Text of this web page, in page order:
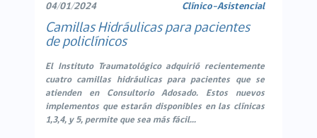
04/01/2024 Clínico-Asistencial
Camillas Hidráulicas para pacientes
de policlínicos
El Instituto Traumatológico adquirió recientemente
cuatro camillas hidráulicas para pacientes que se
atienden en Consultorio Adosado. Estos nuevos
implementos que estarán disponibles en las clínicas
1,3,4, y 5, permite que sea más fácil...